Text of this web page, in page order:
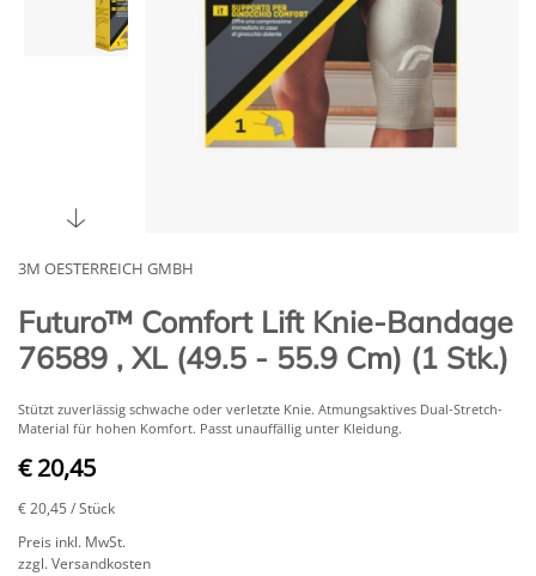
3M OESTERREICH GMBH
Futuro™ Comfort Lift Knie-Bandage
76589 , XL (49.5 - 55.9 Cm) (1 Stk.)
Stützt zuverlässig schwache oder verletzte Knie. Atmungsaktives Dual-Stretch-
Material für hohen Komfort. Passt unauffällig unter Kleidung.
€ 20,45
€ 20,45 / Stück
Preis inkl. MwSt.
zzgl. Versandkosten